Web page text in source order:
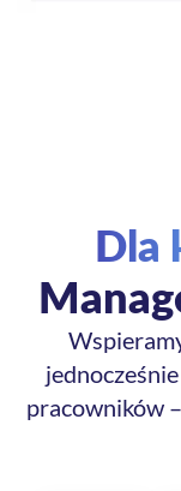
Dla
pracowników